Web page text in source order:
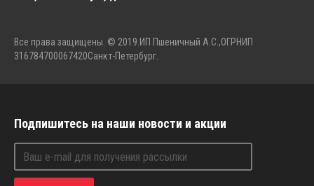
Все права защищены. © 2019. ИП Пшеничный А.С.,ОГРНИП
316784700067420Санкт-Петербург.
Подпишитесь на наши новости и акции